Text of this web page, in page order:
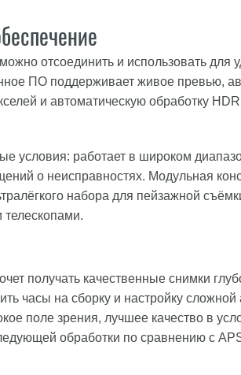
отсоединить и использовать для
ПО поддерживает живое превью,
и автоматическую обработку
условия: работает в широком
о неисправностях. Модульная
набора для пейзажной
получать качественные снимки
часы на сборку и настройку
поле зрения, лучшее качество в
обработки по сравнению с